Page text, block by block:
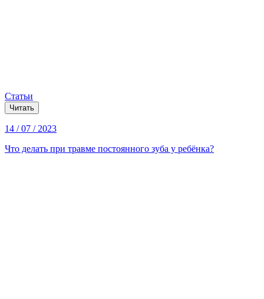
Статьи
Читать
14 / 07 / 2023
Что делать при травме постоянного зуба у ребёнка?